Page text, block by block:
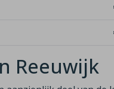
Reeuwijk